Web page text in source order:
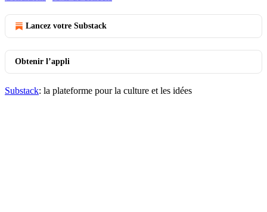
Lancez votre Substack
Obtenir l’appli
Substack: la plateforme pour la culture et les idées